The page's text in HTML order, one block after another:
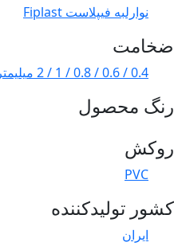
نوارلبه فیپلاست Fiplast
0.4 / 0.6 / 0.8 / 1 / 2 میلیمتر
محصول
PVC
تولیدکننده
ایران